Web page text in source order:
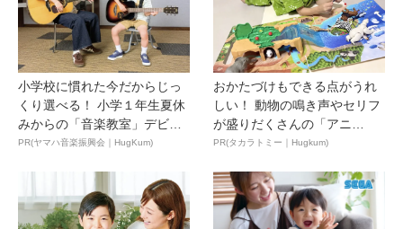
小学校に慣れた今だからじっ
くり選べる！ 小学１年生夏休
みからの「音楽教室」デビ
ュ...
PR(ヤマハ音楽振興会｜HugKum)
おかたづけもできる点がうれ
しい！ 動物の鳴き声やセリフ
が盛りだくさんの「アニ
ア ...
PR(タカラトミー｜Hugkum)